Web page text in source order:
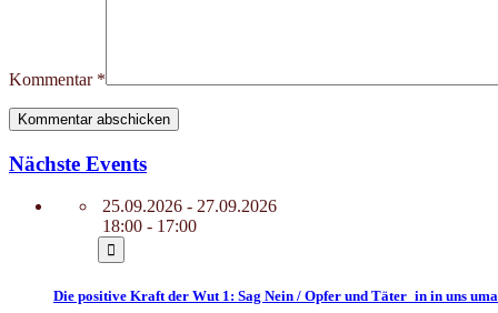
Kommentar *
Nächste Events
25.09.2026 - 27.09.2026
18:00 - 17:00
Die positive Kraft der Wut 1: Sag Nein / Opfer und Täter_in in uns